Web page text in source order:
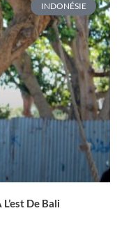
INDONÉSIE
De Bali